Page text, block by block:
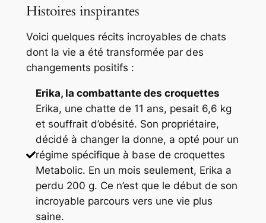
Histoires inspirantes
Voici quelques récits incroyables de chats
dont la vie a été transformée par des
changements positifs :
Erika, la combattante des croquettes
Erika, une chatte de 11 ans, pesait 6,6 kg
et souffrait d’obésité. Son propriétaire,
décidé à changer la donne, a opté pour un
régime spécifique à base de croquettes
Metabolic. En un mois seulement, Erika a
perdu 200 g. Ce n’est que le début de son
incroyable parcours vers une vie plus
saine.